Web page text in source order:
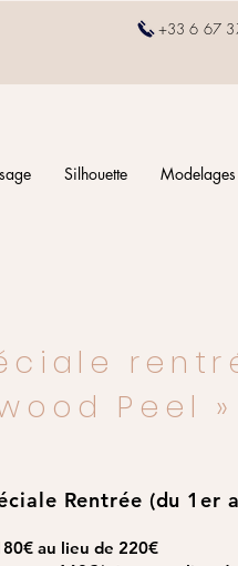
+33 6 67
Silhouette Modelages
Peel »
Rentrée (du 1er
au lieu de 220€